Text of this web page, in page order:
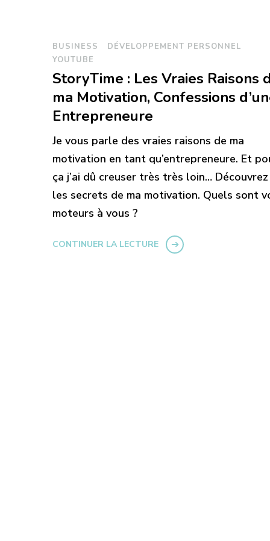
BUSINESS
DÉVELOPPEMENT PERSONNEL
YOUTUBE
StoryTime : Les Vraies Raisons
ma Motivation, Confessions
Entrepreneure
Je vous parle des vraies raisons de ma
motivation en tant qu’entrepreneure. Et
ça j’ai dû creuser très très loin… Découvrez
les secrets de ma motivation. Quels sont
moteurs à vous ?
CONTINUER LA LECTURE